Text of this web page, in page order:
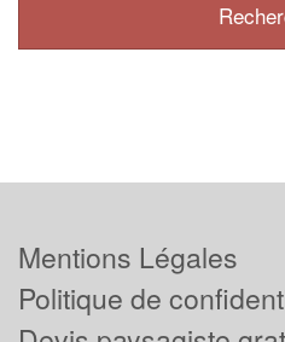
Mentions Légales
Politique de